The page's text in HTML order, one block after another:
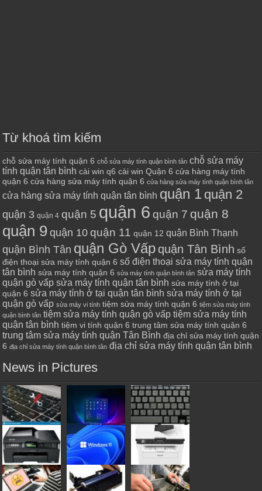
Từ khoá tìm kiếm
chỗ sửa máy tính quận 6 chỗ sửa máy tính quận bình tân chỗ sửa máy
tính quận tân bình cài win q6 cài win Quận 6 cửa hàng máy tính
quận 6 cửa hàng sửa máy tính quận 6 cửa hàng sửa máy tính quận bình tân
cửa hàng sửa máy tính quận tân bình quận 1 quận 2
quận 3 quận 4 quận 5 quận 6 quận 7 quận 8
quận 9 quận 10 quận 11 quận 12 quận Bình Thạnh
quận Bình Tân quận Gò Vấp quận Tân Bình số
điện thoại sửa máy tính quận 6 số điện thoại sửa máy tính quận
tân bình sửa máy tính quận 6 sửa máy tính quận bình tân sửa máy tính
quận gò vấp sửa máy tính quận tân bình sửa máy tính ở tại
quận 6 sửa máy tính ở tại quận tân bình sửa máy tính ở tại
quận gò vấp sửa máy vi tính tiệm sửa máy tính quận 6 tiệm sửa máy tính
quận bình tân tiệm sửa máy tính quận gò vấp tiệm sửa máy tính
quận tân bình tiệm vi tính quận 6 trung tâm sửa máy tính quận 6
trung tâm sửa máy tính quận Tân Bình địa chỉ sửa máy tính quận
6 địa chỉ sửa máy tính quận bình tân địa chỉ sửa máy tính quận tân bình
News in Pictures